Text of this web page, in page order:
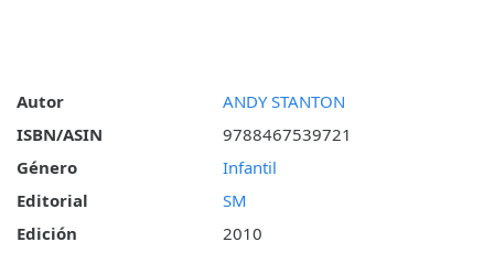
Autor
ANDY STANTON
ISBN/ASIN
9788467539721
Género
Infantil
Editorial
SM
Edición
2010